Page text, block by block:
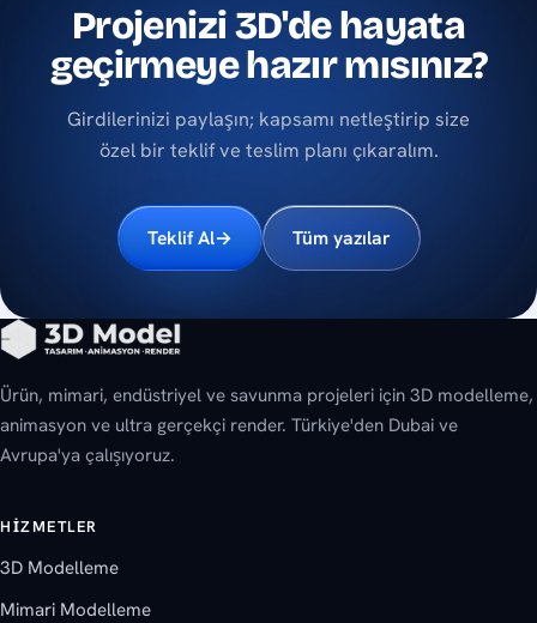
Projenizi 3D'de hayata
geçirmeye hazır mısınız?
Girdilerinizi paylaşın; kapsamı netleştirip size
özel bir teklif ve teslim planı çıkaralım.
Teklif Al→ Tüm yazılar
Ürün, mimari, endüstriyel ve savunma projeleri için 3D modelleme,
animasyon ve ultra gerçekçi render. Türkiye'den Dubai ve
Avrupa'ya çalışıyoruz.
HIZMETLER
3D Modelleme
Mimari Modelleme